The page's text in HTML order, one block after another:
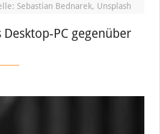
Sebastian Bednarek, Unsplash
Desktop-PC gegenüber